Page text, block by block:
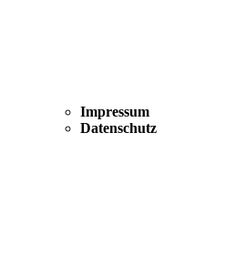
Impressum
Datenschutz